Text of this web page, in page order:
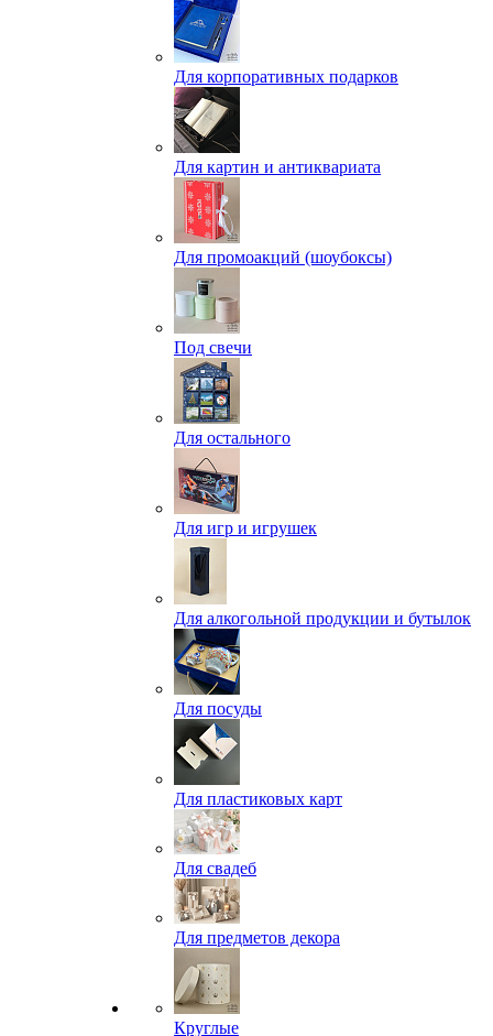
Для корпоративных подарков
Для картин и антиквариата
Для промоакций (шоубоксы)
Под свечи
Для остального
Для игр и игрушек
Для алкогольной продукции и бутылок
Для посуды
Для пластиковых карт
Для свадеб
Для предметов декора
Круглые